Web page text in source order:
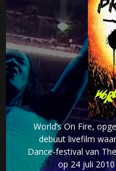
World’s On Fire,
debuut livefilm
Dance-festival van
op 24 juli